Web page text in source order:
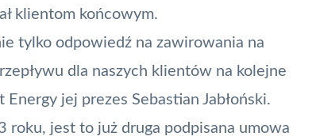
klientom końcowym.
tylko odpowiedź na zawirowania na
dla naszych klientów na kolejne
jej prezes Sebastian Jabłoński.
roku, jest to już druga podpisana umowa